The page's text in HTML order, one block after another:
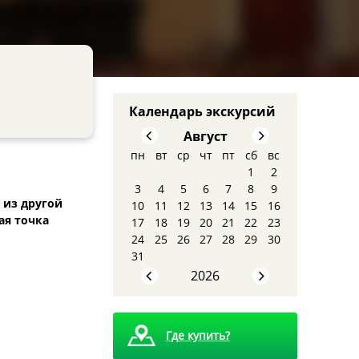
другой
точка
Календарь экскурсий
Август
пн вт ср чт пт сб
вс
1
2
3
4 5 6 7 8
9
10
11 12 13 14 15
16
17
18 19 20 21 22
23
24
25 26 27 28 29
30
31
2026
Где купить?
8 августа - Тайны
сталинских высоток:
экскурсия, которую вы
запомните